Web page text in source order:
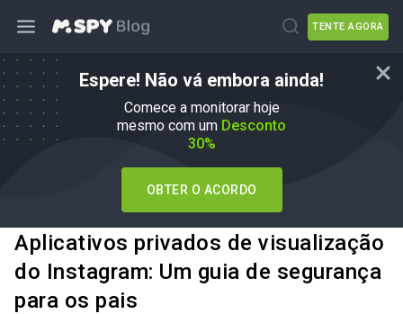
TENTE AGORA
Espere! Não vá embora ainda!
Comece a monitorar hoje
mesmo com um Desconto
30%
OBTER O ACORDO
Aplicativos privados de visualização
do Instagram: Um guia de segurança
para os pais